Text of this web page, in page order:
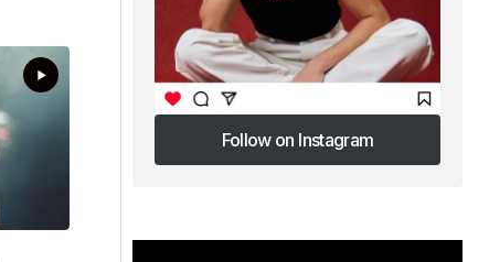
Follow on Instagram
Follow on Instagram